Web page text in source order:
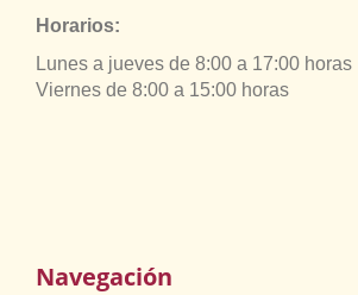
Horarios:
Lunes a jueves de 8:00 a 17:00 horas
Viernes de 8:00 a 15:00 horas
Navegación